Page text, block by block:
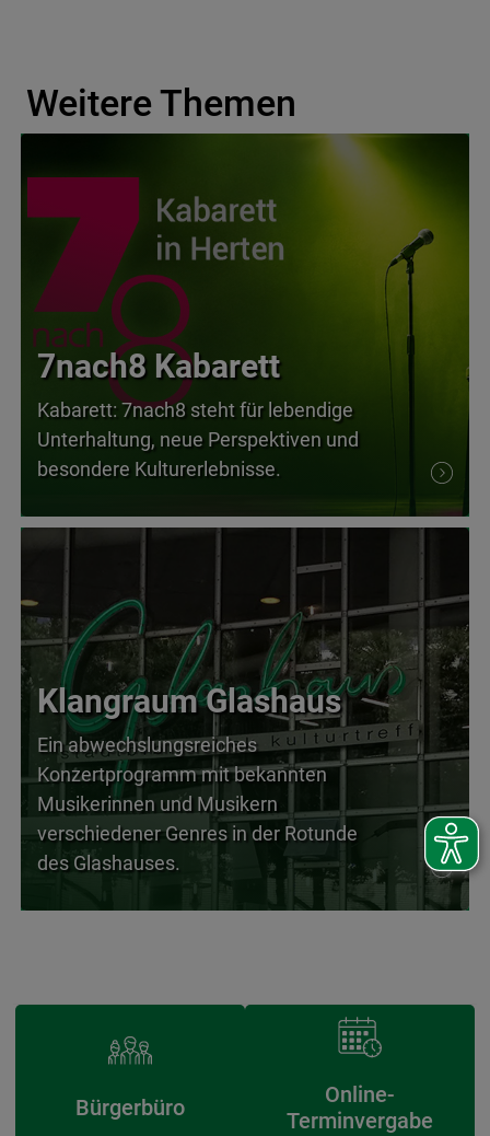
Weitere Themen
7nach8 Kabarett
Kabarett: 7nach8 steht für lebendige
Unterhaltung, neue Perspektiven und
besondere Kulturerlebnisse.
Klangraum Glashaus
Ein abwechslungsreiches
Konzertprogramm mit bekannten
Musikerinnen und Musikern
verschiedener Genres in der Rotunde
des Glashauses.
Bürgerbüro
Online-
Terminvergabe